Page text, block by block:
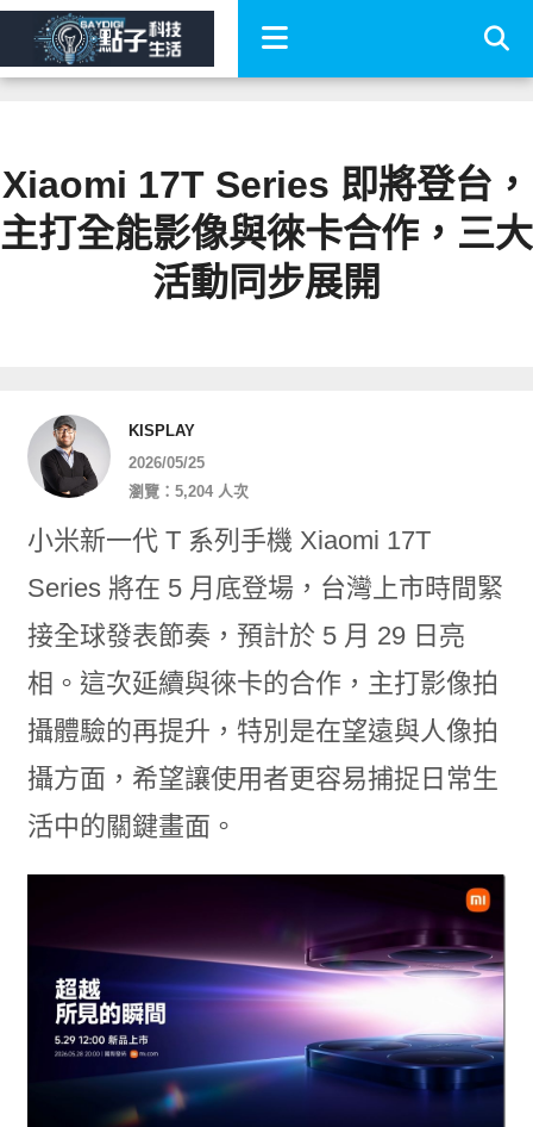
Xiaomi 17T Series 即將登台，
主打全能影像與徠卡合作，三大
活動同步展開
KISPLAY
2026/05/25
瀏覽：5,204 人次
小米新一代 T 系列手機 Xiaomi 17T
Series 將在 5 月底登場，台灣上市時間緊
接全球發表節奏，預計於 5 月 29 日亮
相。這次延續與徠卡的合作，主打影像拍
攝體驗的再提升，特別是在望遠與人像拍
攝方面，希望讓使用者更容易捕捉日常生
活中的關鍵畫面。